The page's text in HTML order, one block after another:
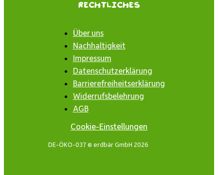
Rechtliches
Über uns
Nachhaltigkeit
Impressum
Datenschutzerklärung
Barrierefreiheitserklärung
Widerrufsbelehrung
AGB
Cookie-Einstellungen
DE-ÖKO-037 © erdbär GmbH 2026